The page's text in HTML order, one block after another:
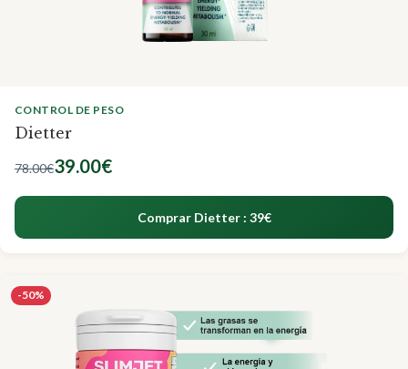
CONTROL DE PESO
Dietter
78.00€39.00€
Comprar Dietter : 39€
-50%